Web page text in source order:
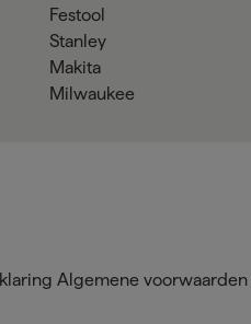
Festool
Stanley
Makita
Milwaukee
Algemene voorwaarden